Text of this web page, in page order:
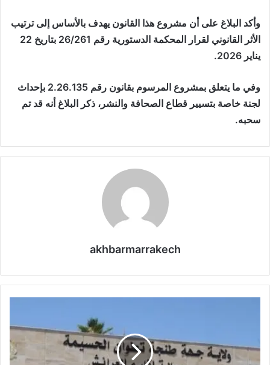
وأكد البلاغ على أن مشروع هذا القانون يهدف بالأساس إلى ترتيب
الأثر القانوني لقرار المحكمة الدستورية رقم 26/261 بتاريخ 22
يناير 2026.
وفي ما يتعلق بمشروع المرسوم بقانون رقم 2.26.135 بإحداث
لجنة خاصة بتسيير قطاع الصحافة والنشر، ذكر البلاغ أنه قد تم
سحبه.
akhbarmarrakech
ة